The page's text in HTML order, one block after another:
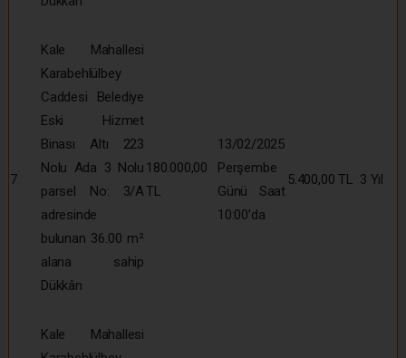
7
Kale Mahallesi
Karabehlülbey
Caddesi Belediye
Eski Hizmet
Binası Altı 223
Nolu Ada 3 Nolu
parsel No: 3/A
adresinde
bulunan 36.00 m²
alana sahip
Dükkân
180.000,00
TL
13/02/2025
Perşembe
Günü Saat
10:00’da
5.400,00 TL 3 Yıl
Kale Mahallesi